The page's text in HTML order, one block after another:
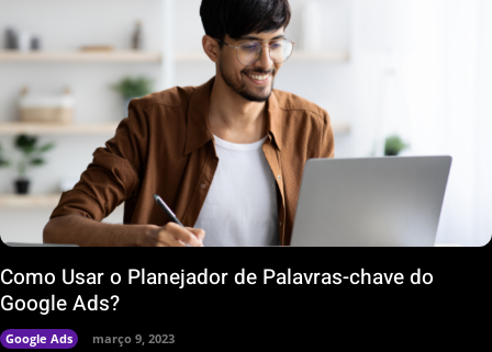
Como Usar o Planejador de Palavras-chave do
Google Ads?
Google Ads março 9, 2023